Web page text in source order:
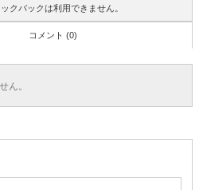
ックバックは利用できません。
コメント (0)
ん。